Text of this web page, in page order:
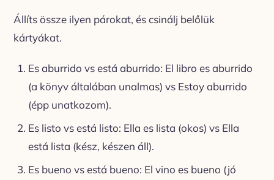
Állíts össze ilyen párokat, és csinálj belőlük
kártyákat.
Es aburrido vs está aburrido: El libro es aburrido
(a könyv általában unalmas) vs Estoy aburrido
(épp unatkozom).
Es listo vs está listo: Ella es lista (okos) vs Ella
está lista (kész, készen áll).
Es bueno vs está bueno: El vino es bueno (jó